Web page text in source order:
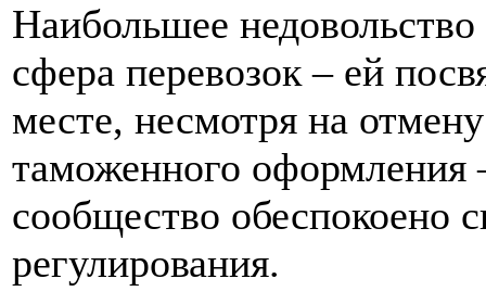
Наибольшее
сфера перевозок – ей
месте, несмотря на
таможенного оформления
сообщество обеспокоено
регулирования.